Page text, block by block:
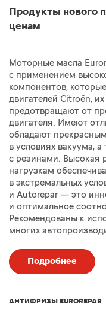
Продукты нового
ценам
Моторные масла
с применением
компонентов,
двигателей Citroёn,
предотвращают от
двигателя. Имеют
обладают
в условиях вакуума,
с резинами. Высокая
нагрузкам
в экстремальных
и Autorepar — это
и оптимальное
Рекомендованы к
многих
Подробнее
АНТИФРИЗЫ EUROREPAR